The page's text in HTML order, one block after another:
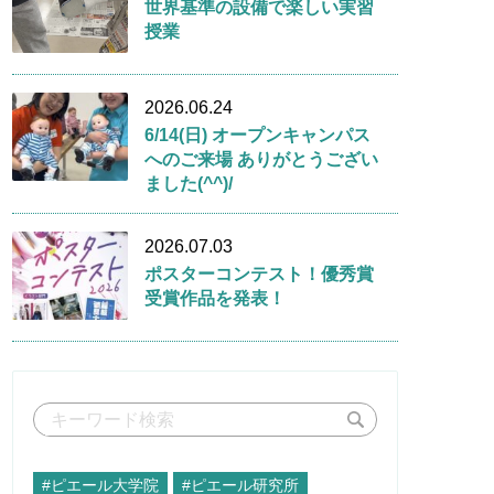
世界基準の設備で楽しい実習
授業
2026.06.24
6/14(日) オープンキャンパス
へのご来場 ありがとうござい
ました(^^)/
2026.07.03
ポスターコンテスト！優秀賞
受賞作品を発表！
#ピエール大学院 #ピエール研究所